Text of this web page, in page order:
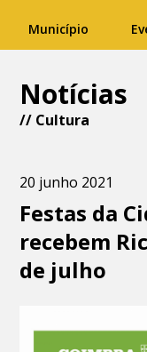
Município
Notícias
// Cultura
20 junho 2021
Festas da
recebem
de julho